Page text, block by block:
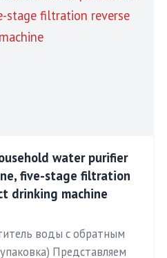
water purifier
five-stage filtration
drinking machine
воды с обратным
Представляем